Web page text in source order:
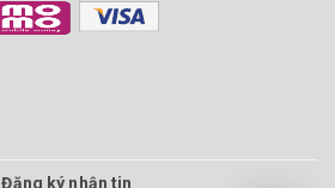
Đăng ký nhận tin